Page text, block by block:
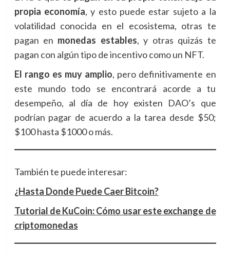
propia economía, y esto puede estar sujeto a la
volatilidad conocida en el ecosistema, otras te
pagan en monedas estables, y otras quizás te
pagan con algún tipo de incentivo como un NFT.
El rango es muy amplio, pero definitivamente en
este mundo todo se encontrará acorde a tu
desempeño, al día de hoy existen DAO’s que
podrían pagar de acuerdo a la tarea desde $50;
$100 hasta $1000 o más.
También te puede interesar:
¿Hasta Donde Puede Caer Bitcoin?
Tutorial de KuCoin: Cómo usar este exchange de
criptomonedas